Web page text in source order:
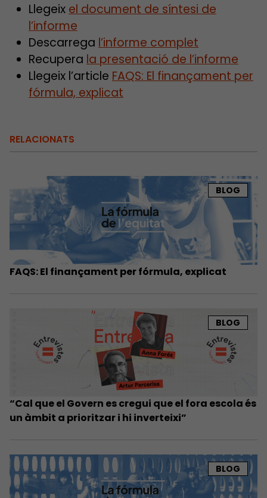
Llegeix el document de síntesi de
l’informe
Descarrega l’informe complet
Recupera la presentació de l’informe
Llegeix l’article FAQS: El finançament per
fórmula, explicat
RELACIONATS
BLOG
FAQS: El finançament per fórmula, explicat
BLOG
“Cal que el Govern es cregui que el fora escola és
un àmbit a prioritzar i hi inverteixi”
BLOG